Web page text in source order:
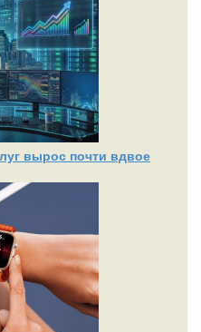
вырос почти вдвое